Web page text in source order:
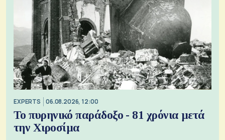
EXPERTS 06.08.2026, 12:00
Το πυρηνικό παράδοξο - 81 χρόνια μετά
την Χιροσίμα